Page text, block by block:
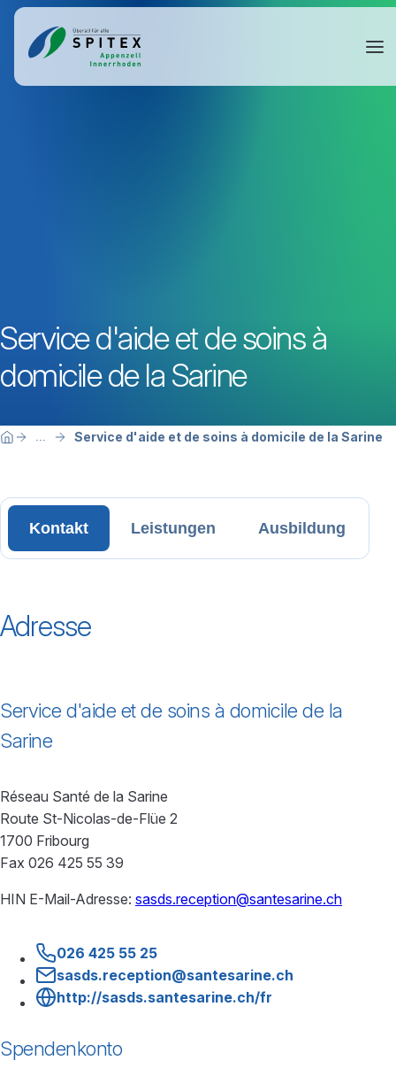
Service d'aide et de soins à
domicile de la Sarine
Breadcrumbnavigation
Sie befinden sich hier:
Home ... Service d'aide et de soins à domicile de la Sarine
Kontakt Leistungen Ausbildung
Adresse
Service d'aide et de soins à domicile de la
Sarine
Réseau Santé de la Sarine
Route St-Nicolas-de-Flüe 2
1700 Fribourg
Fax 026 425 55 39
HIN E-Mail-Adresse: sasds.reception@santesarine.ch
026 425 55 25
sasds.reception@santesarine.ch
http://sasds.santesarine.ch/fr
Spendenkonto